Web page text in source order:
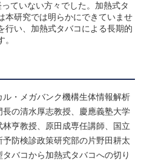
ていない方々でした。加熱式タ
本研究では明らかにできていませ
行い、加熱式タバコによる長期的
・メガバンク機構生体情報解析
の清水厚志教授、慶應義塾大学
亨教授、原田成専任講師、国立
防検診政策研究部の片野田耕太
バコから加熱式タバコへの切り